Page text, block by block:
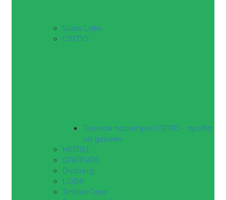
Swiss Lake
OSMO
Полная палитра OSMO - проба
на дереве
HEMEL
GNATURE
Dusberg
LOBA
TimberCare